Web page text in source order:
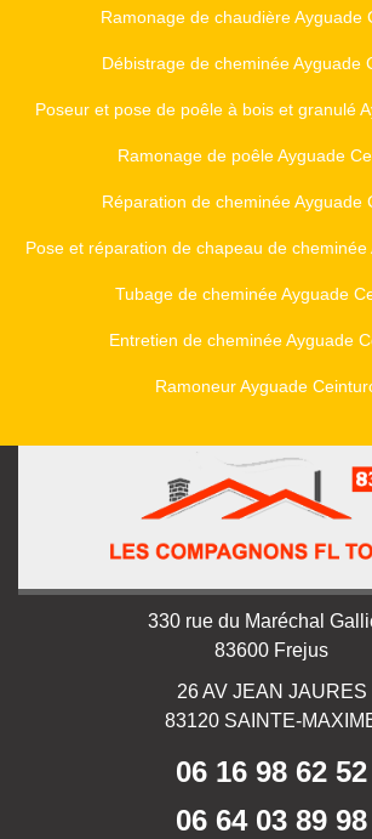
Ramonage de chaudière Ayguade
Débistrage de cheminée Ayguade
Poseur et pose de poêle à bois et granulé
Ramonage de poêle Ayguade
Réparation de cheminée Ayguade
Pose et réparation de chapeau de cheminée
Tubage de cheminée Ayguade
Entretien de cheminée Ayguade
Ramoneur Ayguade
330 rue du Maréchal
83600 Frejus
26 AV JEAN JAURES
83120 SAINTE-
06 16 98 62 52
06 64 03 89 98